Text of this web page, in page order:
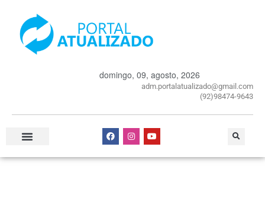
domingo, 09, agosto, 2026
adm.portalatualizado@gmail.com
(92)98474-9643